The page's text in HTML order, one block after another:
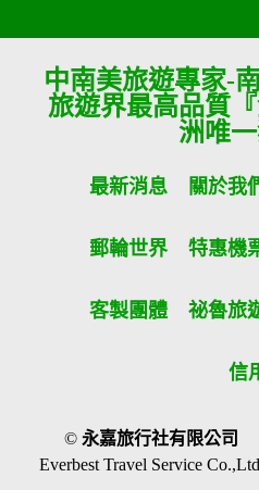
中南美旅遊專家-
旅遊界最高品質
洲唯
最新消息 關於我
郵輪世界 特惠機
客製團體 祕魯旅
信
©永嘉旅行社有限公司
Everbest Travel Service